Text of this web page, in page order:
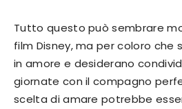
Tutto questo può sembrare
film Disney, ma per coloro
in amore e desiderano
giornate con il compagno
scelta di amare potrebbe